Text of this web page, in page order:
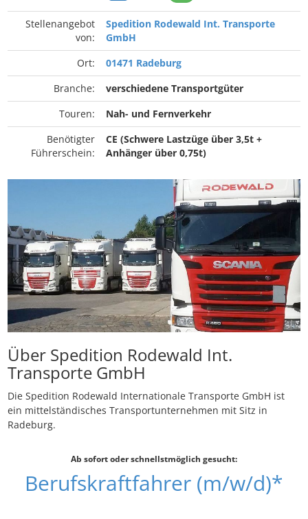
Stellenangebot
von:
Spedition Rodewald Int. Transporte
GmbH
Ort:
01471 Radeburg
Branche:
verschiedene Transportgüter
Touren:
Nah- und Fernverkehr
Benötigter
Führerschein:
CE (Schwere Lastzüge über 3,5t +
Anhänger über 0,75t)
Über Spedition Rodewald Int.
Transporte GmbH
Die Spedition Rodewald Internationale Transporte GmbH ist
ein mittelständisches Transportunternehmen mit Sitz in
Radeburg.
Ab sofort oder schnellstmöglich gesucht:
Berufskraftfahrer (m/w/d)*